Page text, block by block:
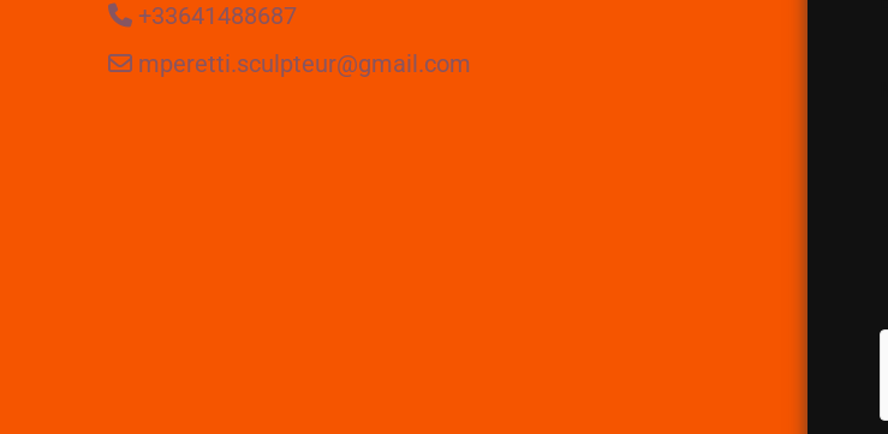
 +33641488687
 mperetti.sculpteur@gmail.com